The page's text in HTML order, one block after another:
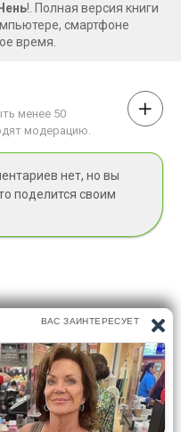
Гу Юнхуэй написал
с китайского.
!. Полная версия книги
смартфоне
время.
менее 50
модерацию.
нет, но вы
поделится своим